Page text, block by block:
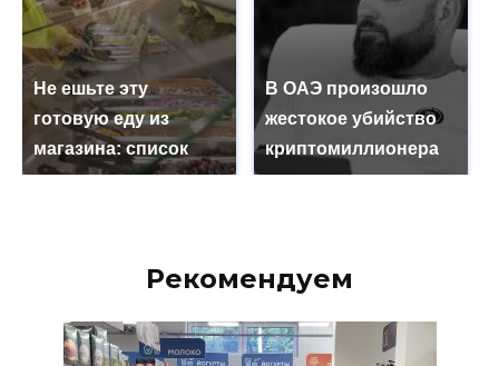
Не ешьте эту
готовую еду из
магазина: список
В ОАЭ произошло
жестокое убийство
криптомиллионера
Рекомендуем